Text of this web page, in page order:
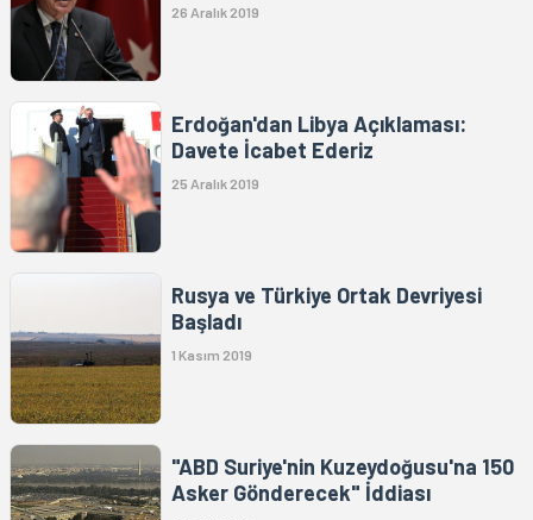
26 Aralık 2019
Erdoğan'dan Libya Açıklaması:
Davete İcabet Ederiz
25 Aralık 2019
Rusya ve Türkiye Ortak Devriyesi
Başladı
1 Kasım 2019
"ABD Suriye'nin Kuzeydoğusu'na 150
Asker Gönderecek" İddiası